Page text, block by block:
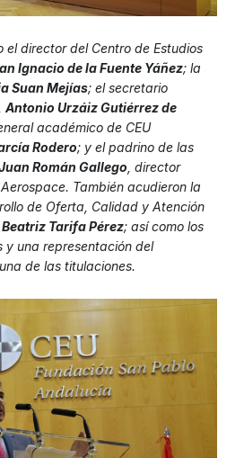
director del Centro de Estudios
Ignacio de la Fuente Yáñez; la
Suan Mejías; el secretario
Antonio Urzáiz Gutiérrez de
académico de CEU
Rodero; y el padrino de las
Román Gallego , director
También acudieron la
de Oferta, Calidad y Atención
Beatriz Tarifa Pérez; así como los
y una representación del
de las titulaciones.